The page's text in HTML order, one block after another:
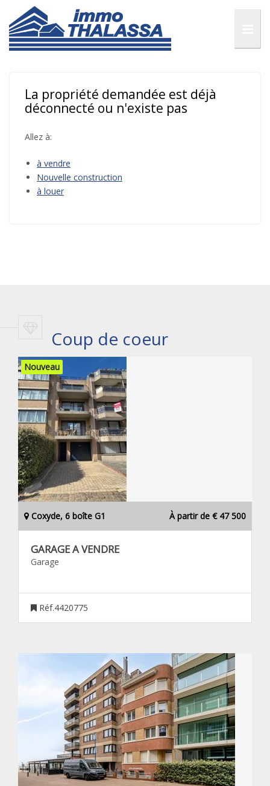
La propriété demandée est déjà
déconnecté ou n'existe pas
Allez à:
à vendre
Nouvelle construction
à louer
Coup de coeur
Nouveau
Coxyde, 6 boîte G1 À partir de € 47 500
GARAGE A VENDRE
Garage
Réf.4420775